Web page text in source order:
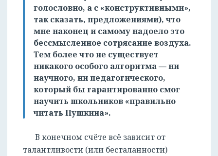
голословно, а с «конструктивными»,
так сказать, предложениями), что
мне наконец и самому надоело это
бессмысленное сотрясание воздуха.
Тем более что не существует
никакого особого алгоритма — ни
научного, ни педагогического,
который бы гарантированно смог
научить школьников «правильно
читать Пушкина».
В конечном счёте всё зависит от
талантливости (или бесталанности)